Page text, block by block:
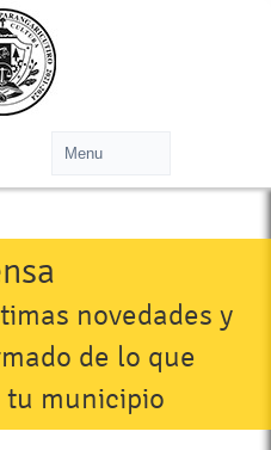
novedades y
de lo que
tu municipio